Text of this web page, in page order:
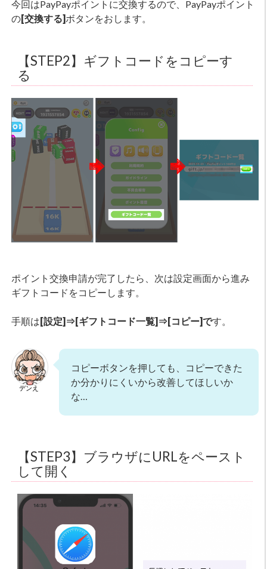
今回はPayPayポイントに交換するので、PayPayポイント
の[交換する] ボタンをおします。
【STEP2】ギフトコードをコピーす
る
ポイント交換申請が完了したら、次は設定画面から進み
ギフトコードをコピーします。
手順は[設定]⇒[ギフトコード一覧]⇒[コピー]です。
デンえ
コピーボタンを押しても、コピーできた
か分かりにくいから改善してほしいか
な…
【STEP3】ブラウザにURLをペースト
して開く